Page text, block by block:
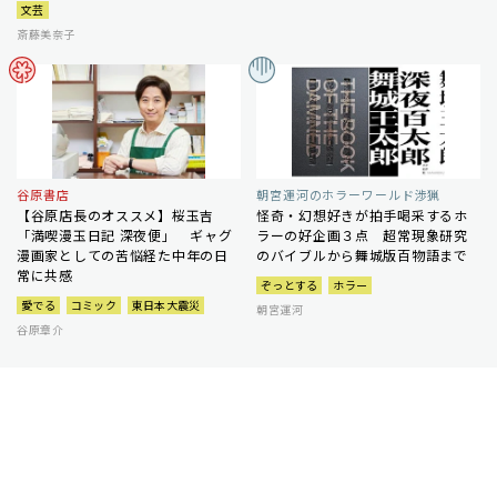
文芸
斎藤美奈子
谷原書店
【谷原店長のオススメ】桜玉吉
「満喫漫玉日記 深夜便」 ギャグ
漫画家としての苦悩経た中年の日
常に共感
愛でる コミック
東日本大震災
谷原章介
朝宮運河のホラーワールド渉猟
怪奇・幻想好きが拍手喝采するホ
ラーの好企画３点 超常現象研究
のバイブルから舞城版百物語まで
ぞっとする
ホラー
朝宮運河